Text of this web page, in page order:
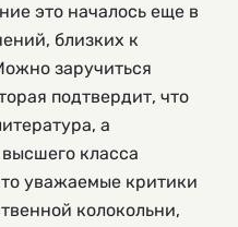
это началось еще в
близких к
заручиться
подтвердит, что
а
класса
уважаемые критики
колокольни,